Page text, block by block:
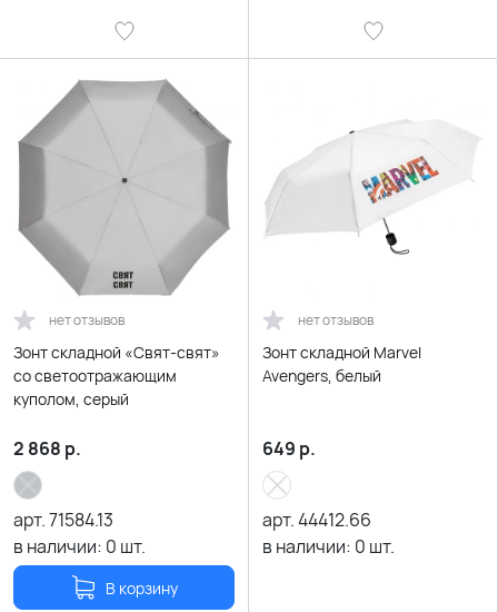
нет отзывов
Зонт складной «Свят-свят»
со светоотражающим
куполом, серый
2 868 р.
арт.71584.13
в наличии: 0 шт.
В корзину
нет отзывов
Зонт складной Marvel
Avengers, белый
649 р.
арт.44412.66
в наличии: 0 шт.